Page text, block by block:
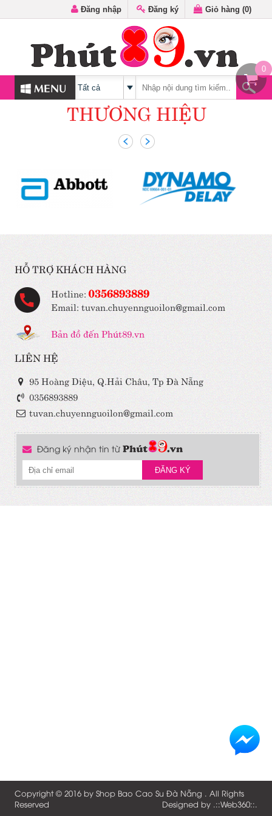
0
Đăng nhập Đăng ký Giỏ hàng (0)
MENU
THƯƠNG HIỆU
HỖ TRỢ KHÁCH HÀNG
Hotline: 0356893889
Email: tuvan.chuyennguoilon@gmail.com
Bản đồ đến Phút89.vn
LIÊN HỆ
95 Hoàng Diệu, Q.Hải Châu, Tp Đà Nẵng
0356893889
tuvan.chuyennguoilon@gmail.com
Đăng ký nhận tin từ
Copyright © 2016 by Shop Bao Cao Su Đà Nẵng . All Rights
Reserved
Designed by .::Web360::.